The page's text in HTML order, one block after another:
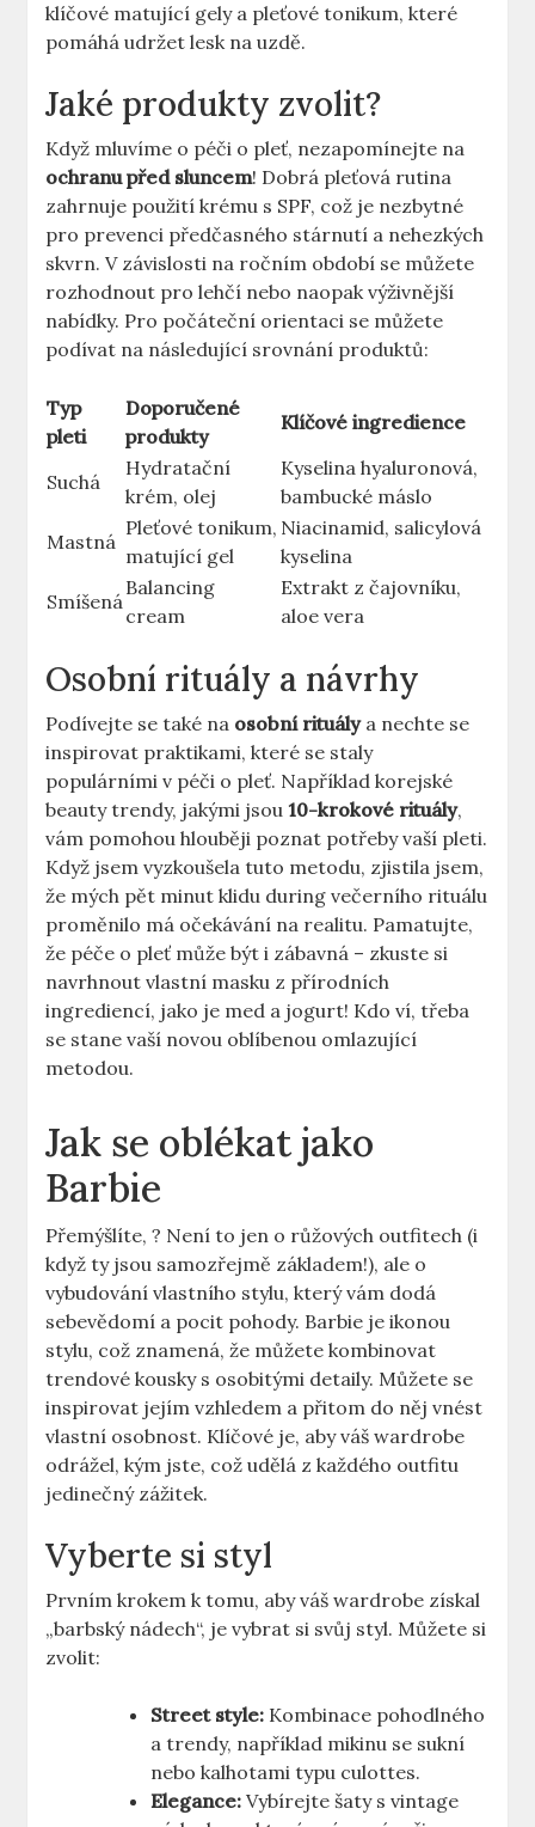
klíčové matující gely a pleťové tonikum, které
pomáhá udržet lesk na uzdě.
Jaké produkty zvolit?
Když mluvíme o péči o pleť, nezapomínejte na
ochranu před sluncem! Dobrá pleťová rutina
zahrnuje použití krému s SPF, což je nezbytné
pro prevenci předčasného stárnutí a nehezkých
skvrn. V závislosti na ročním období se můžete
rozhodnout pro lehčí nebo naopak výživnější
nabídky. Pro počáteční orientaci se můžete
podívat na následující srovnání produktů:
Typ
pleti
Doporučené
produkty
Klíčové ingredience
Suchá
Hydratační
krém, olej
Kyselina hyaluronová,
bambucké máslo
Mastná
Pleťové tonikum,
matující gel
Niacinamid, salicylová
kyselina
Smíšená
Balancing
cream
Extrakt z čajovníku,
aloe vera
Osobní rituály a návrhy
Podívejte se také na osobní rituálya nechte se
inspirovat praktikami, které se staly
populárními v péči o pleť. Například korejské
beauty trendy, jakými jsou 10-krokové rituály,
vám pomohou hlouběji poznat potřeby vaší pleti.
Když jsem vyzkoušela tuto metodu, zjistila jsem,
že mých pět minut klidu during večerního rituálu
proměnilo má očekávání na realitu. Pamatujte,
že péče o pleť může být i zábavná – zkuste si
navrhnout vlastní masku z přírodních
ingrediencí, jako je med a jogurt! Kdo ví, třeba
se stane vaší novou oblíbenou omlazující
metodou.
Jak se oblékat jako
Barbie
Přemýšlíte, ? Není to jen o růžových outfitech (i
když ty jsou samozřejmě základem!), ale o
vybudování vlastního stylu, který vám dodá
sebevědomí a pocit pohody. Barbie je ikonou
stylu, což znamená, že můžete kombinovat
trendové kousky s osobitými detaily. Můžete se
inspirovat jejím vzhledem a přitom do něj vnést
vlastní osobnost. Klíčové je, aby váš wardrobe
odrážel, kým jste, což udělá z každého outfitu
jedinečný zážitek.
Vyberte si styl
Prvním krokem k tomu, aby váš wardrobe získal
„barbský nádech“, je vybrat si svůj styl. Můžete si
zvolit:
Street style: Kombinace pohodlného
a trendy, například mikinu se sukní
nebo kalhotami typu culottes.
Elegance: Vybírejte šaty s vintage